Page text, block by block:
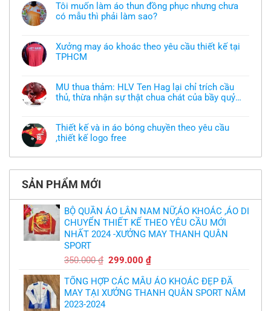
Tôi muốn làm áo thun đồng phục nhưng chưa
có mẫu thì phải làm sao?
bình
luận
ở
áo
thun
đồng
chưa
có
mẫu
thì
làm
Xưởng may áo khoác theo yêu cầu thiết kế tại
TPHCM
bình
luận
ở
Xưởng
khoác
theo
yêu
thiết
tại
TPHCM
MU thua thảm: HLV Ten Hag lại chỉ trích cầu
thủ, thừa nhận sự thật chua chát của bầy quỷ
bình
luận
ở
MU
thảm:
Hag
lại
trích
cầu
thủ,
thừa
nhận
sự
thật
chát
bầy
quỷ
nhỏ
Thiết kế và in áo bóng chuyền theo yêu cầu
,thiết kế logo free
có
luận
Thiết
và
in
áo
bóng
chuyền
theo
yêu
,thiết
free
SẢN PHẨM MỚI
BỘ QUẦN ÁO LÂN NAM NỮ,ÁO KHOÁC ,ÁO DI
CHUYỂN THIẾT KẾ THEO YÊU CẦU MỚI
NHẤT 2024 -XƯỞNG MAY THANH QUÂN
SPORT
350.000₫ Giá
là:
350.000 ₫.
299.000₫Giá
tại
là:
TỔNG HỢP CÁC MẪU ÁO KHOÁC ĐẸP ĐÃ
MAY TẠI XƯỞNG THANH QUÂN SPORT NĂM
2023-2024